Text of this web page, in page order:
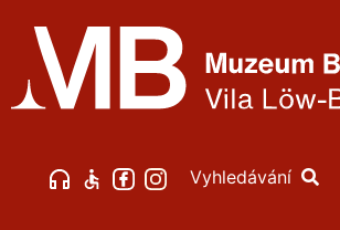
Vyhledávání